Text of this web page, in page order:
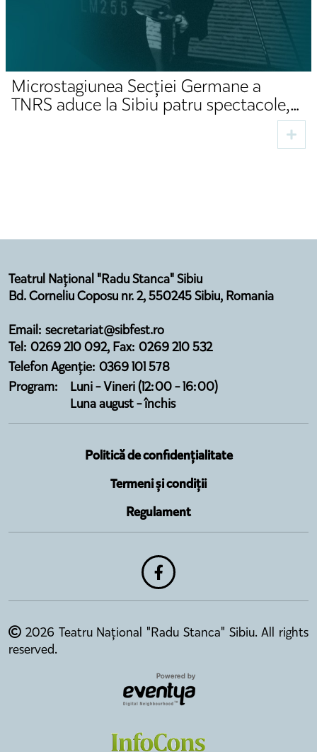
Microstagiunea Secției Germane a
TNRS aduce la Sibiu patru spectacole,
două premiere și invitați din domeniul
Teatrul Național "Radu Stanca" Sibiu
Bd. Corneliu Coposu nr. 2, 550245 Sibiu, Romania
Email: secretariat@sibfest.ro
Tel: 0269 210 092, Fax: 0269 210 532
Telefon Agenție: 0369 101 578
Program:
Luni - Vineri (12:00 - 16:00)
Luna august - închis
Politică de confidențialitate
Termeni și condiții
Regulament
2026 Teatru Național "Radu Stanca" Sibiu. All rights
reserved.